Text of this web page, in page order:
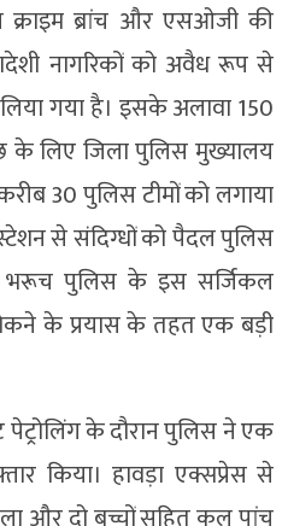
ब्रांच और एसओजी की
नागरिकों को अवैध रूप से
गया है। इसके अलावा 150
के लिए जिला पुलिस मुख्यालय
30 पुलिस टीमों को लगाया
से संदिग्धों को पैदल पुलिस
भरूच पुलिस के इस सर्जिकल
के प्रयास के तहत एक बड़ी
के दौरान पुलिस ने एक
किया। हावड़ा एक्सप्रेस से